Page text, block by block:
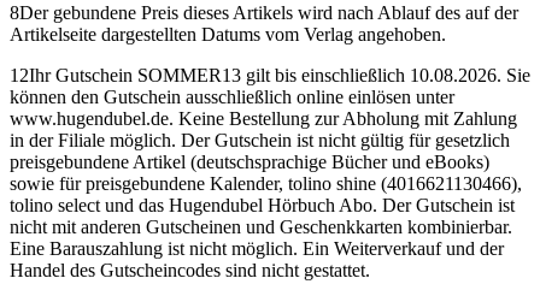
8Der gebundene Preis dieses Artikels wird nach Ablauf des auf der
Artikelseite dargestellten Datums vom Verlag angehoben.
12Ihr Gutschein SOMMER13 gilt bis einschließlich 10.08.2026. Sie
können den Gutschein ausschließlich online einlösen unter
www.hugendubel.de. Keine Bestellung zur Abholung mit Zahlung
in der Filiale möglich. Der Gutschein ist nicht gültig für gesetzlich
preisgebundene Artikel (deutschsprachige Bücher und eBooks)
sowie für preisgebundene Kalender, tolino shine (4016621130466),
tolino select und das Hugendubel Hörbuch Abo. Der Gutschein ist
nicht mit anderen Gutscheinen und Geschenkkarten kombinierbar.
Eine Barauszahlung ist nicht möglich. Ein Weiterverkauf und der
Handel des Gutscheincodes sind nicht gestattet.